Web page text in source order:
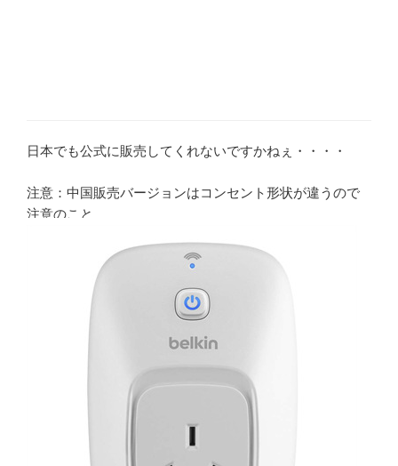
日本でも公式に販売してくれないですかねぇ・・・・
注意：中国販売バージョンはコンセント形状が違うので
注意のこと